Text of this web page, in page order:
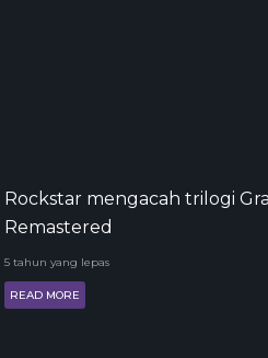
Rockstar mengacah trilogi
Remastered
5 tahun yang lepas
READ MORE